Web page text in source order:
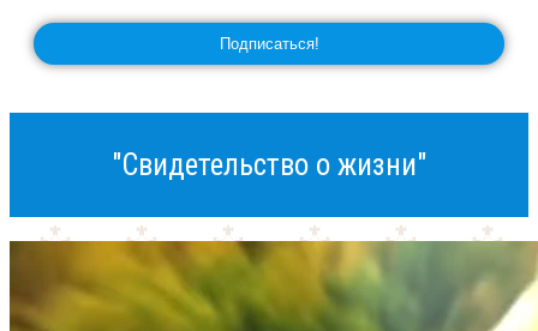
"Свидетельство о жизни"